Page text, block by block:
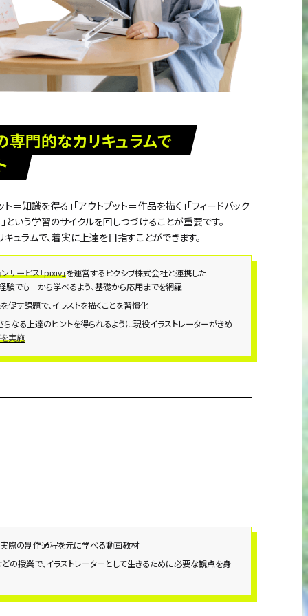
専門的なカリキュラムで
＝知識を得る」「アウトプット＝作品を描く」「フィードバック
という学習のサイクルを回しつづけることが重要です。
ュラムで、着実に上達を目指すことができます。
サービス「pixiv」を運営するピクシブ株式会社と連携した
験でも一から学べるよう、基礎から応用までを網羅
促す課題で、イラストを描くことを習慣化
らなる上達のヒントを得られるように現役イラストレーターがきめ
実施
際の制作過程を元に学べる動画教材
の授業で、イラストレーターとして生きるために必要な観点を身